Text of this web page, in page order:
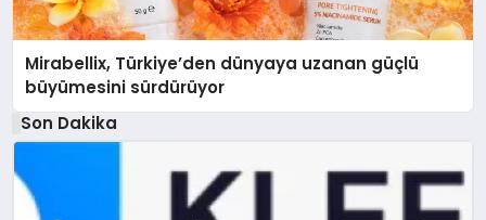
Mirabellix, Türkiye’den dünyaya uzanan güçlü
büyümesini sürdürüyor
Son Dakika